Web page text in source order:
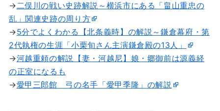
→二俣川の戦い史跡解説～横浜市にある「畠山重忠の
乱」関連史跡の周り方
→5分でよくわかる【北条義時】の解説～鎌倉幕府・第
2代執権の生涯「小栗旬さん主演鎌倉殿の13人」
→河越重頼の解説【妻・河越尼】娘・郷御前は源義経
の正室になるも
→愛甲三郎館 弓の名手「愛甲季隆」の解説